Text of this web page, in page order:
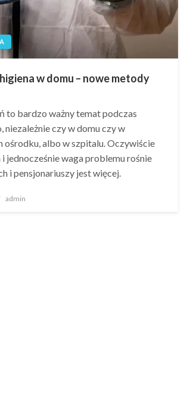
w domu – nowe metody
to bardzo ważny temat podczas
niezależnie czy w domu czy w
ośrodku, albo w szpitalu. Oczywiście
jednocześnie waga problemu rośnie
i pensjonariuszy jest więcej.
admin